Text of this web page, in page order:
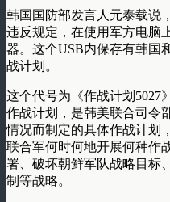
韩国国防部发言人元泰载说
违反规定，在使用军方电脑
器。这个USB内保存有韩国
战计划。
这个代号为《作战计划5027
作战计划，是韩美联合司令
情况而制定的具体作战计划
联合军何时何地开展何种作
署、破坏朝鲜军队战略目标
制等战略。